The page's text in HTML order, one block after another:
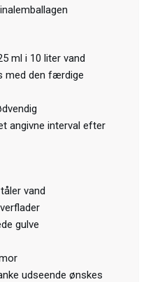
ml i 10 liter vand
med den færdige
angivne interval efter
vand
gulve
udseende ønskes